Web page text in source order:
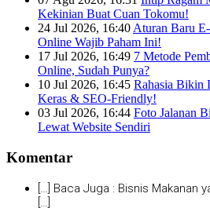
Kekinian Buat Cuan Tokomu!
24 Jul 2026, 16:40 Aturan Baru
Online Wajib Paham Ini!
17 Jul 2026, 16:49 7 Metode
Online, Sudah Punya?
10 Jul 2026, 16:45 Rahasia Bikin
Keras & SEO-Friendly!
03 Jul 2026, 16:44 Foto Jalanan
Lewat Website Sendiri
Komentar
[…] Baca Juga : Bisnis Makanan